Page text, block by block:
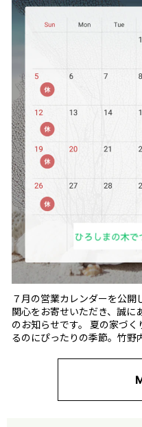
７月の営業カレンダーを公
関心をお寄せいただき、誠に
のお知らせです。 夏の家づ
るのにぴったりの季節。竹